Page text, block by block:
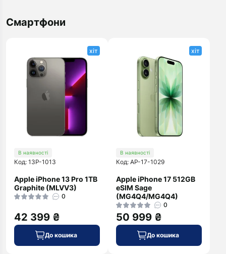
Смартфони
хіт
В наявності
Код: 13P-1013
Apple iPhone 13 Pro 1TB
Graphite (MLVV3)
0
42 399 ₴
До кошика
хіт
В наявності
Код: AP-17-1029
Apple iPhone 17 512GB
eSIM Sage
(MG4Q4/MG4Q4)
0
50 999 ₴
До кошика